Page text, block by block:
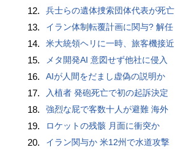
12. 兵士らの遺体捜索団体代表が死亡
13. イラン体制転覆計画に関与? 解任
14. 米大統領ヘリに一時、旅客機接近
15. メタ開発AI 意図せず他社に侵入
16. AIが人間をだまし虚偽の説明か
17. 入植者 発砲死亡で初の起訴決定
18. 強烈な屁で客数十人が避難 海外
19. ロケットの残骸 月面に衝突か
20. イラン関与か 米12州で水道攻撃